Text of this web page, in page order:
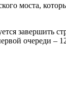
моста,
завершить
очереди –